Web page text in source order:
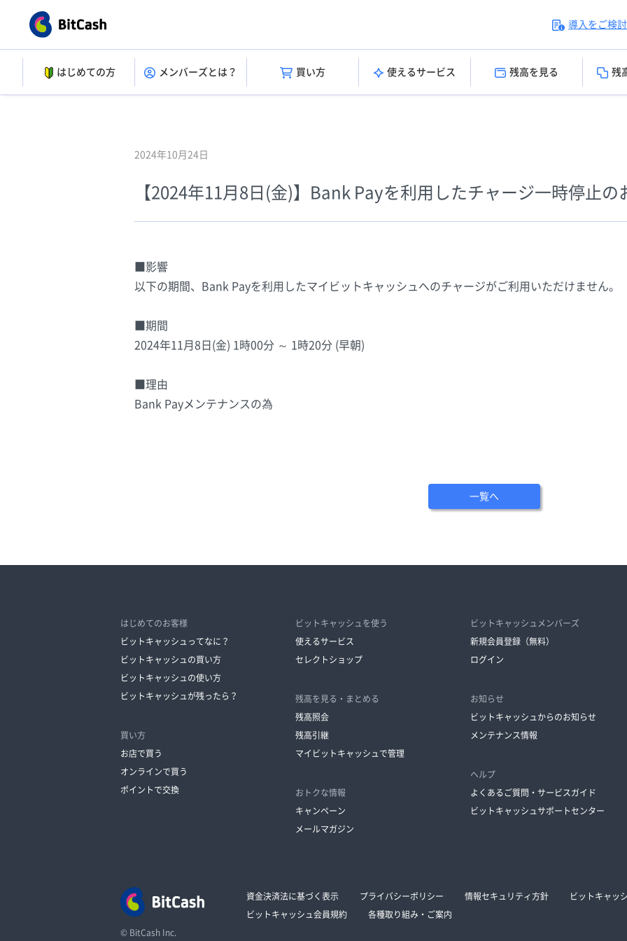
導入をご検
はじめての方 メンバーズとは？ 買い方 使えるサービス 残高を見る 残
2024年10月24日
【2024年11月8日(金)】Bank Payを利用したチャージ一時停止の
■影響
以下の期間、Bank Payを利用したマイビットキャッシュへのチャージがご利用いただけません。
■期間
2024年11月8日(金) 1時00分 ～ 1時20分 (早朝)
■理由
Bank Payメンテナンスの為
一覧へ
はじめてのお客様
ビットキャッシュってなに？
ビットキャッシュの買い方
ビットキャッシュの使い方
ビットキャッシュが残ったら？
買い方
お店で買う
オンラインで買う
ポイントで交換
ビットキャッシュを使う
使えるサービス
セレクトショップ
残高を見る・まとめる
残高照会
残高引継
マイビットキャッシュで管理
おトクな情報
キャンペーン
メールマガジン
ビットキャッシュメンバーズ
新規会員登録（無料）
ログイン
お知らせ
ビットキャッシュからのお知らせ
メンテナンス情報
ヘルプ
よくあるご質問・サービスガイド
ビットキャッシュサポートセンター
© BitCash Inc.
資金決済法に基づく表示 プライバシーポリシー 情報セキュリティ方針 ビットキャッ
ビットキャッシュ会員規約 各種取り組み・ご案内